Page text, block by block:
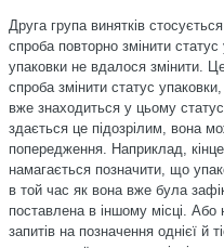
Друга група винятків
спроба повторно змінити статус
упаковки не вдалося змінити.
спроба змінити статус
вже знаходиться у цьому
здається це підозрілим, вона
попередження. Наприклад,
намагається позначити, що
в той час як вона вже була
поставлена в іншому місці. Або
запитів на позначення однієї й